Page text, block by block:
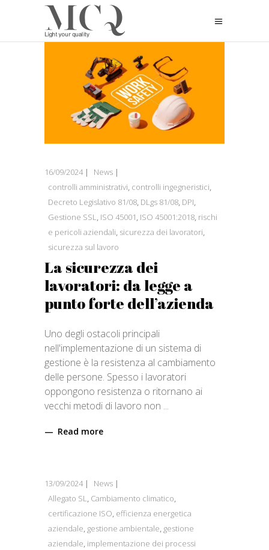
16/09/2024
News
controlli amministrativi, controlli ingegneristici,
Decreto Legislativo 81/08, DLgs 81/08, DPI,
Gestione SSL, ISO 45001, ISO 45001:2018, rischi
e pericoli aziendali, sicurezza dei lavoratori,
sicurezza sul lavoro
La sicurezza dei
lavoratori: da legge a
punto forte dell’azienda
Uno degli ostacoli principali
nell'implementazione di un sistema di
gestione è la resistenza al cambiamento
delle persone. Spesso i lavoratori
oppongono resistenza o ritornano ai
vecchi metodi di lavoro non
Read more
13/09/2024
News
Allegato SL, Cambiamento climatico,
certificazione ISO, efficienza energetica
aziendale, gestione ambientale, gestione
aziendale, implementazione dei processi